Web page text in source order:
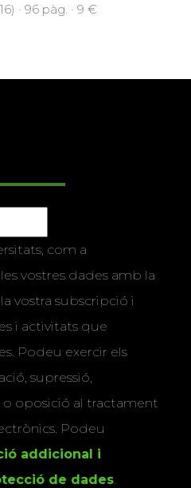
· 96 pàg. · 9 €
com a
vostres dades amb la
vostra subscripció i
i activitats que
Podeu exercir els
supressió,
oposició al tractament
Podeu
addicional i
de dades.